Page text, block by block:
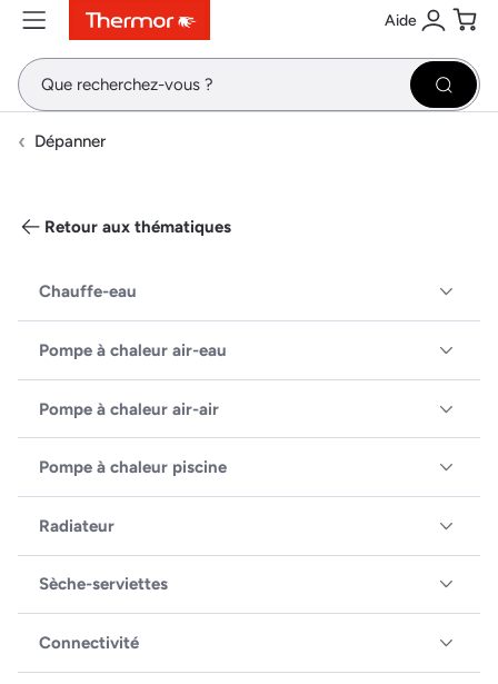
ContenuMenuRecherche Aide
Se
Dépanner
Retour aux thématiques
Chauffe-eau
Pompe à chaleur air-eau
Pompe à chaleur air-air
Pompe à chaleur piscine
Radiateur
Sèche-serviettes
Connectivité